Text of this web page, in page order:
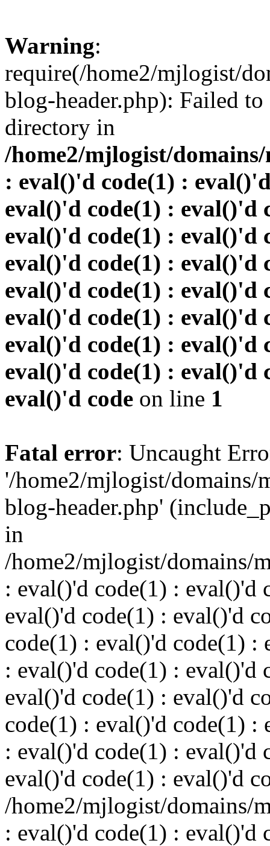
Warning:
require(/home2/mjlogist/
blog-header.php): Failed
directory in
/home2/mjlogist/
: eval()'d code(1) :
eval()'d code(1) : eval()'d
eval()'d code(1) : eval()'d
eval()'d code(1) : eval()'d
eval()'d code(1) : eval()'d
eval()'d code(1) : eval()'d
eval()'d code(1) : eval()'d
eval()'d code(1) : eval()'d
eval()'d code on line 1
Fatal error: Uncaught
'/home2/mjlogist/
blog-header.php'
in
/home2/mjlogist/domains/
: eval()'d code(1) : eval()'d
eval()'d code(1) : eval()'d
code(1) : eval()'d code(1) :
: eval()'d code(1) : eval()'d
eval()'d code(1) : eval()'d
code(1) : eval()'d code(1) :
: eval()'d code(1) : eval()'d
eval()'d code(1) : eval()'d
/home2/mjlogist/domains/
: eval()'d code(1) : eval()'d